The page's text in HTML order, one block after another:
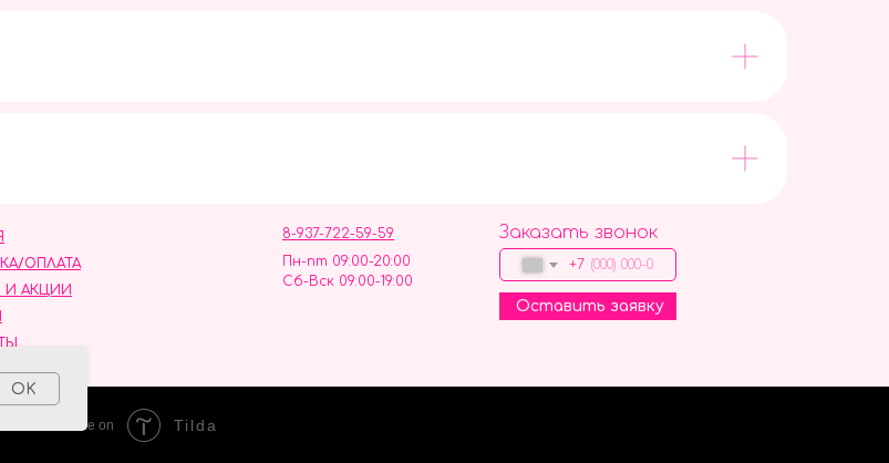
OK
ОПЛАТА
И АКЦИИ
8-937-722-59-59
Пн-пт 09:00-20:00
Сб-Вск 09:00-19:00
Заказать звонок
+7
Оставить заявку
Made on Tilda